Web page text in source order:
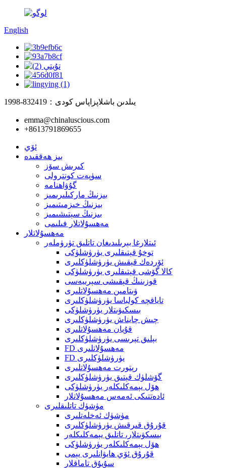
English
1998-يىلدىن باشلاپزاپاس كودى：832419
emma@chinaluscious.com
+8613791869655
ئۆي
بىز ھەققىدە
كىرىش سۆز
سۈپەت كونترولى
گۇۋاھنامە
بىزنىڭ ماركىلىرىمىز
بىزنىڭ خىزمىتىمىز
بىزنىڭ سېتىشىمىز
مەھسۇلاتلار فىلىمى
مەھسۇلاتلار
ئىتلارغا بېرىلىدىغان تاتلىق تۈرۈملەر
توخۇ قېتىقلىرى يۈرۈشلۈكى
ئۆردەك قېقىش يۈرۈشلۈكلىرى
كالا گۆشى قېتىقلىرى يۈرۈشلۈكى
قوزىنىڭ قېقىشى سېرىيەسى
ۋىتامىن مەھسۇلاتلىرى
تاياقچە كولباسا يۈرۈشلۈكلىرى
بىسكىۋىتلار يۈرۈشلۈكى
چىش چايناش يۈرۈشلۈكلىرى
قۇيان مەھسۇلاتلىرى
بېلىق تېرىسى يۈرۈشلۈكلىرى
FD مەھسۇلاتلىرى
FD يۈرۈشلۈكلىرى
رېتورت مەھسۇلاتلىرى
گۆشلۈك قېتىق يۈرۈشلۈكلىرى
ھۆل يېمەكلىكلەر يۈرۈشلۈكى
ئادەتتىكى ئەمەس مەھسۇلاتلار
مۈشۈك تاتلىقلىرى
مۈشۈك ئەخلەتلىرى
قۇرۇق قىرقىش يۈرۈشلۈكلىرى
بىسكۋىتلار، تاتلىق يېمەكلىكلەر
ھۆل يېمەكلىكلەر يۈرۈشلۈكى
قۇرۇق ئۆي ھايۋانلىرى يېمى
سۇيۇق تاماقلار